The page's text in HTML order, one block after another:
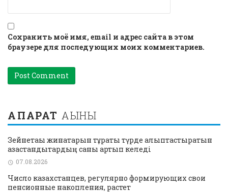
Сохранить моё имя, email и адрес сайта в этом
браузере для последующих моих комментариев.
АҚПАРАТ АҒЫНЫ
Зейнетақы жинақтарын тұрақты түрде қалыптастыратын
қазақстандықтардың саны артып келеді
07.08.2026
Число казахстанцев, регулярно формирующих свои
пенсионные накопления, растет